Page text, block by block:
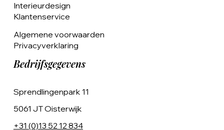
Interieurdesign
Klantenservice
Algemene voorwaarden
Privacyverklaring
Bedrijfsgegevens
Sprendlingenpark 11
5061 JT Oisterwijk
+31 (0)13 52 12 834